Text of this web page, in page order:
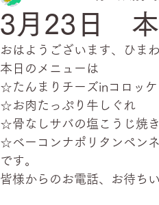
3月23日 本
おはようございます、ひま
本日のメニューは
☆たんまりチーズinコロッケ
☆お肉たっぷり牛しぐれ
☆骨なしサバの塩こうじ焼き
☆ベーコンナポリタンペンネ
です。
皆様からのお電話、お待ち